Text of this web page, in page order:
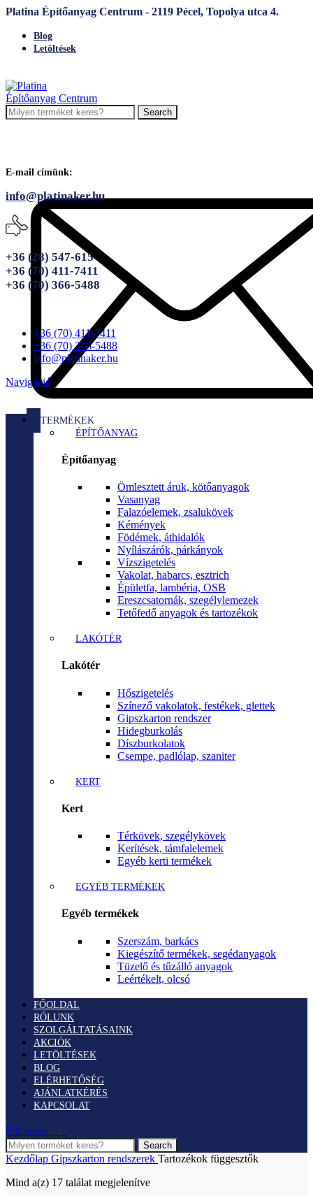
Platina Építőanyag Centrum - 2119 Pécel, Topolya utca 4.
Blog
Letöltések
Search
E-mail címünk:
info@platinaker.hu
+36 (28) 547-615
+36 (70) 411-7411
+36 (70) 366-5488
+36 (70) 411-7411
+36 (70) 366-5488
info@platinaker.hu
Navigáció
TERMÉKEK
ÉPÍTŐANYAG
Építőanyag
Ömlesztett áruk, kötőanyagok
Vasanyag
Falazóelemek, zsalukövek
Kémények
Födémek, áthidalók
Nyílászárók, párkányok
Vízszigetelés
Vakolat, habarcs, esztrich
Épületfa, lambéria, OSB
Ereszcsatornák, szegélylemezek
Tetőfedő anyagok és tartozékok
LAKÓTÉR
Lakótér
Hőszigetelés
Színező vakolatok, festékek, glettek
Gipszkarton rendszer
Hidegburkolás
Díszburkolatok
Csempe, padlólap, szaniter
KERT
Kert
Térkövek, szegélykövek
Kerítések, támfalelemek
Egyéb kerti termékek
EGYÉB TERMÉKEK
Egyéb termékek
Szerszám, barkács
Kiegészítő termékek, segédanyagok
Tüzelő és tűzálló anyagok
Leértékelt, olcsó
FŐOLDAL
RÓLUNK
SZOLGÁLTATÁSAINK
AKCIÓK
LETÖLTÉSEK
BLOG
ELÉRHETŐSÉG
AJÁNLATKÉRÉS
KAPCSOLAT
0 items 0 Ft
Search
Kezdőlap Gipszkarton rendszerek Tartozékok függesztők
Mind a(z) 17 találat megjelenítve